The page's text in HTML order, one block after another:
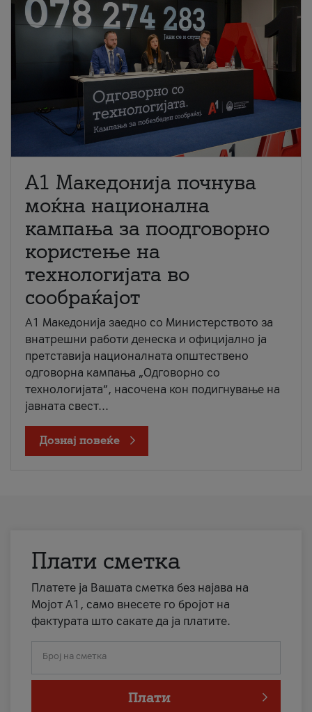
A1 Македонија почнува
моќна национална
кампања за поодговорно
користење на
технологијата во
сообраќајот
A1 Македонија заедно со Министерството за
внатрешни работи денеска и официјално ја
претставија националната општествено
одговорна кампања „Одговорно со
технологијата“, насочена кон подигнување на
јавната свест...
Дознај повеќе
Плати сметка
Платете ја Вашата сметка без најава на
Мојот А1, само внесете го бројот на
фактурата што сакате да ја платите.
Број на сметка
Плати